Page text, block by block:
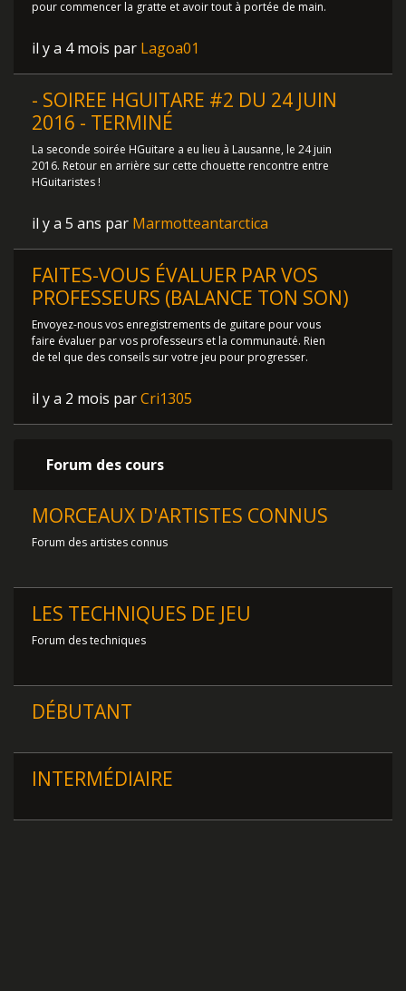
pour commencer la gratte et avoir tout à portée de main.
il y a 4 mois par Lagoa01
- SOIREE HGUITARE #2 DU 24 JUIN
2016 - TERMINÉ
La seconde soirée HGuitare a eu lieu à Lausanne, le 24 juin
2016. Retour en arrière sur cette chouette rencontre entre
HGuitaristes !
il y a 5 ans par Marmotteantarctica
FAITES-VOUS ÉVALUER PAR VOS
PROFESSEURS (BALANCE TON SON)
Envoyez-nous vos enregistrements de guitare pour vous
faire évaluer par vos professeurs et la communauté. Rien
de tel que des conseils sur votre jeu pour progresser.
il y a 2 mois parCri1305
Forum des cours
MORCEAUX D'ARTISTES CONNUS
Forum des artistes connus
LES TECHNIQUES DE JEU
Forum des techniques
DÉBUTANT
INTERMÉDIAIRE